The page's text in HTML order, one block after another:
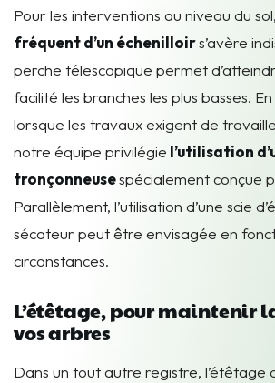
Pour les interventions au niveau du sol,
fréquent d’un échenilloirs’avère
perche télescopique permet
facilité les branches les plus basses.
lorsque les travaux exigent de
notre équipe privilégie l’utilisation
tronçonneusespécialement conçue
Parallèlement, l’utilisation d’une scie
sécateur peut être envisagée en
circonstances.
L’étêtage, pour maintenir
vos arbres
Dans un tout autre registre, l’étêtage